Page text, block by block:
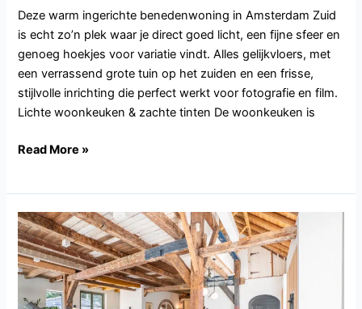
Deze warm ingerichte benedenwoning in Amsterdam Zuid
is echt zo’n plek waar je direct goed licht, een fijne sfeer en
genoeg hoekjes voor variatie vindt. Alles gelijkvloers, met
een verrassend grote tuin op het zuiden en een frisse,
stijlvolle inrichting die perfect werkt voor fotografie en film.
Lichte woonkeuken & zachte tinten De woonkeuken is
Read More »
NH153.Loosdrecht